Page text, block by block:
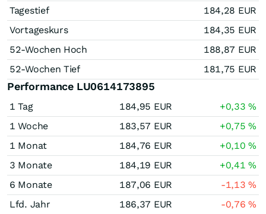
Tagestief
184,28 EUR
Vortageskurs
184,35 EUR
52-Wochen Hoch
188,87 EUR
52-Wochen Tief
181,75 EUR
Performance LU0614173895
1 Tag 184,95 EUR +0,33%
1 Woche
183,57 EUR +0,75%
1 Monat
184,76 EUR +0,10%
3 Monate
184,19 EUR +0,41%
6 Monate
187,06 EUR -1,13%
Lfd. Jahr
186,37 EUR -0,76%